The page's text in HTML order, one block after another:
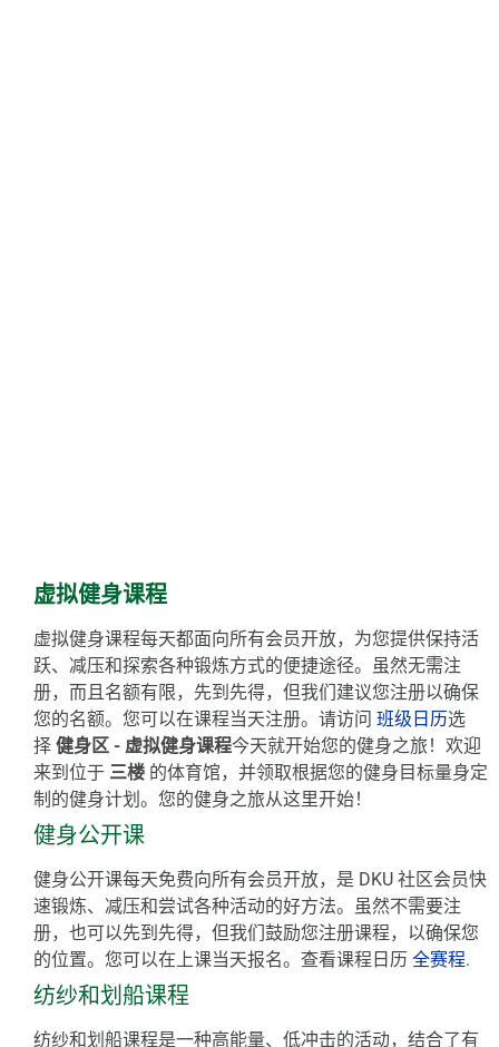
虚拟健身课程
虚拟健身课程每天都面向所有会员开放，为您提供保持活
跃、减压和探索各种锻炼方式的便捷途径。虽然无需注
册，而且名额有限，先到先得，但我们建议您注册以确保
您的名额。您可以在课程当天注册。请访问 班级日历选
择 健身区 - 虚拟健身课程今天就开始您的健身之旅！欢迎
来到位于 三楼 的体育馆，并领取根据您的健身目标量身定
制的健身计划。您的健身之旅从这里开始！
健身公开课
健身公开课每天免费向所有会员开放，是 DKU 社区会员快
速锻炼、减压和尝试各种活动的好方法。虽然不需要注
册，也可以先到先得，但我们鼓励您注册课程，以确保您
的位置。您可以在上课当天报名。查看课程日历 全赛程.
纺纱和划船课程
纺纱和划船课程是一种高能量、低冲击的活动，结合了有